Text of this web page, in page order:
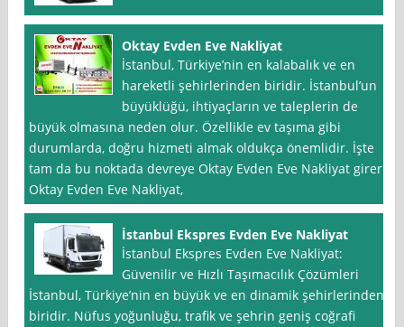
Oktay Evden Eve Nakliyat
İstanbul, Türkiye’nin en kalabalık ve en
hareketli şehirlerinden biridir. İstanbul’un
büyüklüğü, ihtiyaçların ve taleplerin de
büyük olmasına neden olur. Özellikle ev taşıma gibi
durumlarda, doğru hizmeti almak oldukça önemlidir. İşte
tam da bu noktada devreye Oktay Evden Eve Nakliyat girer.
Oktay Evden Eve Nakliyat,
İstanbul Ekspres Evden Eve Nakliyat
İstanbul Ekspres Evden Eve Nakliyat:
Güvenilir ve Hızlı Taşımacılık Çözümleri
İstanbul, Türkiye’nin en büyük ve en dinamik şehirlerinden
biridir. Nüfus yoğunluğu, trafik ve şehrin geniş coğrafi